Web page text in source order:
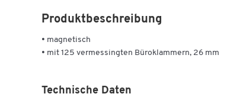
Produktbeschreibung
• magnetisch
• mit 125 vermessingten Büroklammern, 26 mm
Technische Daten